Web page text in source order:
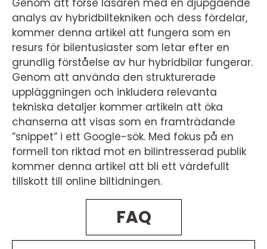
Genom att förse läsaren med en djupgående
analys av hybridbiltekniken och dess fördelar,
kommer denna artikel att fungera som en
resurs för bilentusiaster som letar efter en
grundlig förståelse av hur hybridbilar fungerar.
Genom att använda den strukturerade
uppläggningen och inkludera relevanta
tekniska detaljer kommer artikeln att öka
chanserna att visas som en framträdande
”snippet” i ett Google-sök. Med fokus på en
formell ton riktad mot en bilintresserad publik
kommer denna artikel att bli ett värdefullt
tillskott till online biltidningen.
FAQ